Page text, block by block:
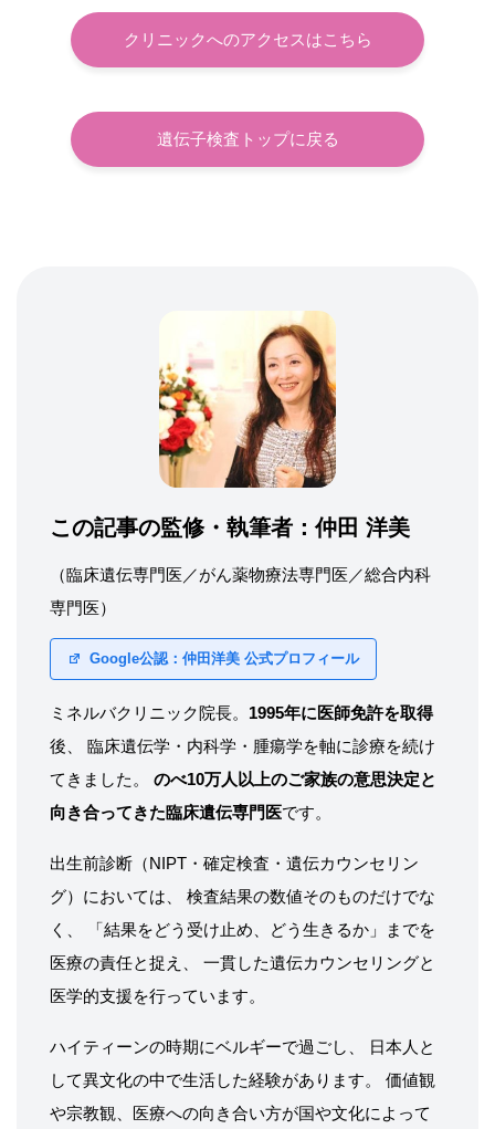
クリニックへのアクセスはこちら
遺伝子検査トップに戻る
この記事の監修・執筆者：仲田 洋美
（臨床遺伝専門医／がん薬物療法専門医／総合内科
専門医）
Google公認：仲田洋美 公式プロフィール
ミネルバクリニック院長。 1995年に医師免許を取得
後、 臨床遺伝学・内科学・腫瘍学を軸に診療を続け
てきました。 のべ10万人以上のご家族の意思決定と
向き合ってきた臨床遺伝専門医です。
出生前診断（NIPT・確定検査・遺伝カウンセリン
グ）においては、 検査結果の数値そのものだけでな
く、 「結果をどう受け止め、どう生きるか」までを
医療の責任と捉え、 一貫した遺伝カウンセリングと
医学的支援を行っています。
ハイティーンの時期にベルギーで過ごし、 日本人と
して異文化の中で生活した経験があります。 価値観
や宗教観、医療への向き合い方が国や文化によって